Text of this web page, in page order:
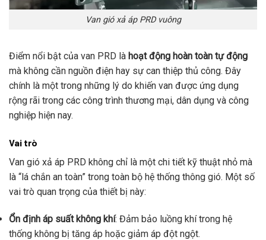
Van gió xả áp PRD vuông
Điểm nổi bật của van PRD là hoạt động hoàn toàn tự động
mà không cần nguồn điện hay sự can thiệp thủ công. Đây
chính là một trong những lý do khiến van được ứng dụng
rộng rãi trong các công trình thương mại, dân dụng và công
nghiệp hiện nay.
Vai trò
Van gió xả áp PRD không chỉ là một chi tiết kỹ thuật nhỏ mà
là “lá chắn an toàn” trong toàn bộ hệ thống thông gió. Một số
vai trò quan trọng của thiết bị này:
Ổn định áp suất không khí: Đảm bảo luồng khí trong hệ
thống không bị tăng áp hoặc giảm áp đột ngột.